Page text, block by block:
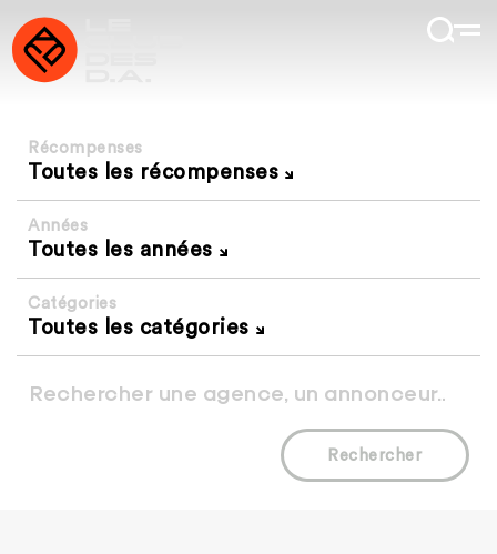
Récompenses
Toutes les récompenses
Années
Toutes les années
Catégories
Toutes les catégories
Rechercher